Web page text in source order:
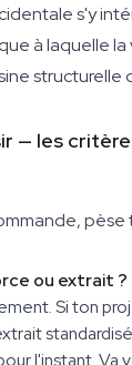
s'y
à laquelle
structurelle
— les
pèse
ou extrait ?
Si ton
l'instant. Va